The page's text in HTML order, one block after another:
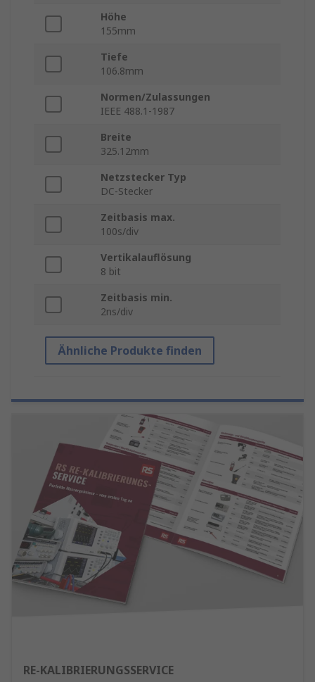
Höhe
155mm
Tiefe
106.8mm
Normen/Zulassungen
IEEE 488.1-1987
Breite
325.12mm
Netzstecker Typ
DC-Stecker
Zeitbasis max.
100s/div
Vertikalauflösung
8 bit
Zeitbasis min.
2ns/div
Ähnliche Produkte finden
RE-KALIBRIERUNGSSERVICE